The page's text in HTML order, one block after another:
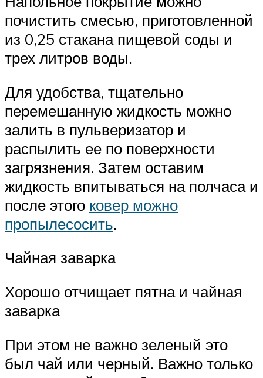
почистить смесью, приготовленной
из 0,25 стакана пищевой соды и
трех литров воды.
Для удобства, тщательно
перемешанную жидкость можно
залить в пульверизатор и
распылить ее по поверхности
загрязнения. Затем оставим
жидкость впитываться на полчаса и
после этого ковер можно
пропылесосить.
Чайная заварка
Хорошо отчищает пятна и чайная
заварка
При этом не важно зеленый это
был чай или черный. Важно только